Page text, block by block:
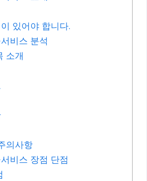
있어야 합니다.
비스 분석
소개
의사항
비스 장점 단점